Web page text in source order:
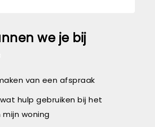
we je bij
van een afspraak
hulp gebruiken bij het
woning